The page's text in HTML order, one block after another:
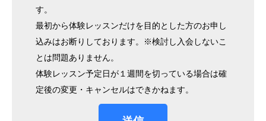
す。
最初から体験レッスンだけを目的とした方のお申し
込みはお断りしております。※検討し入会しないこ
とは問題ありません。
体験レッスン予定日が１週間を切っている場合は確
定後の変更・キャンセルはできかねます。